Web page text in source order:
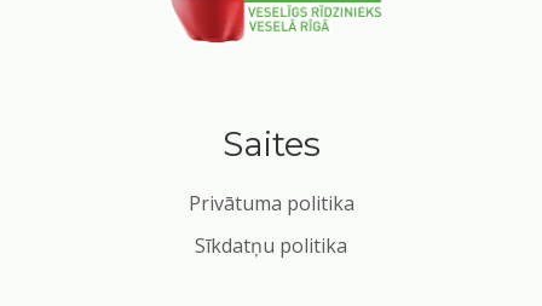
Saites
Privātuma politika
Sīkdatņu politika